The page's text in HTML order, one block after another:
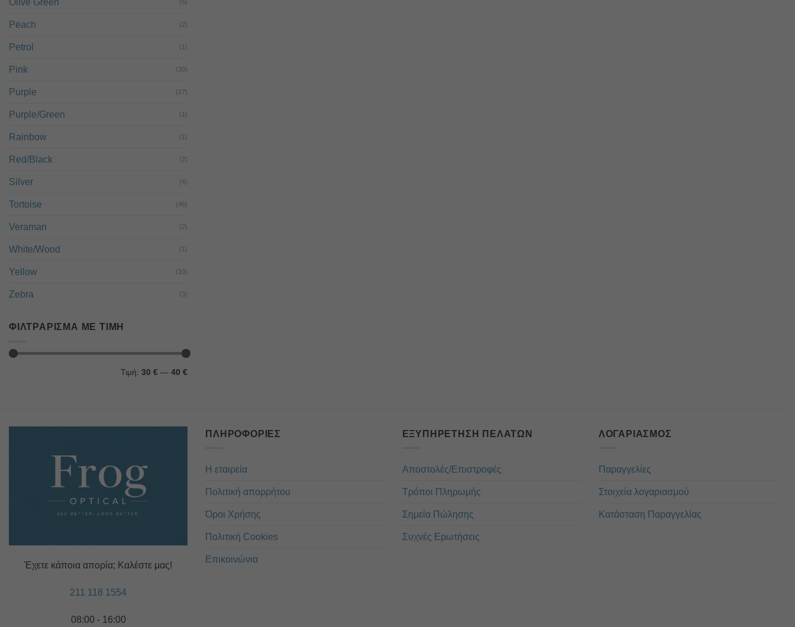
Olive Green (5)
Peach (2)
Petrol (1)
Pink (30)
Purple (27)
Purple/Green (1)
Rainbow (1)
Red/Black (2)
Silver (4)
Tortoise (46)
Veraman (2)
White/Wood (1)
Yellow (10)
Zebra (3)
ΦΙΛΤΡΆΡΙΣΜΑ ΜΕ ΤΙΜΉ
Τιμή:30 € —40 €
Έχετε κάποια απορία; Καλέστε μας!
211 118 1554
08:00 - 16:00
ΠΛΗΡΟΦΟΡΊΕΣ
Η εταιρεία
Πολιτική απορρήτου
Όροι Χρήσης
Πολιτική Cookies
Επικοινώνια
ΕΞΥΠΗΡΈΤΗΣΗ ΠΕΛΑΤΏΝ
Αποστολές/Επιστροφές
Τρόποι Πληρωμής
Σημεία Πώλησης
Συχνές Ερωτήσεις
ΛΟΓΑΡΙΑΣΜΌΣ
Παραγγελίες
Στοιχεία λογαριασμού
Κατάσταση Παραγγελίας